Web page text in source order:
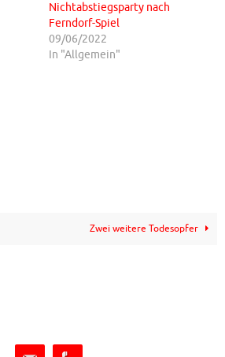
Nichtabstiegsparty nach
Ferndorf-Spiel
09/06/2022
In "Allgemein"
Zwei weitere Todesopfer